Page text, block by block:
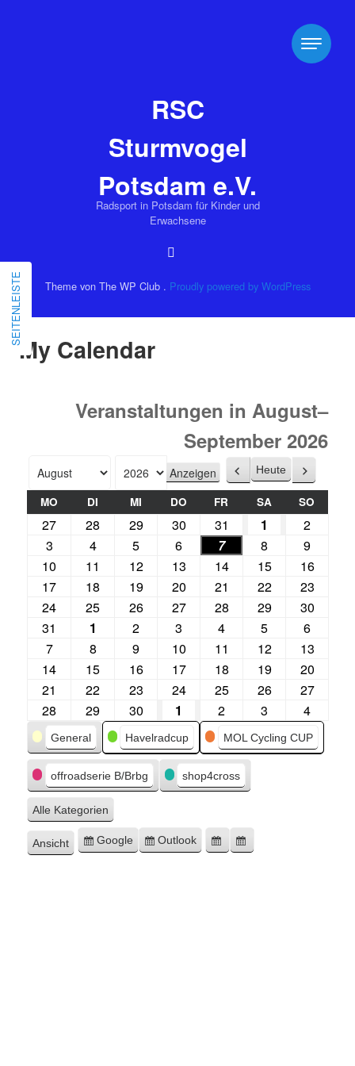
My Calendar
Veranstaltungen in August–
September 2026
Monat
Jahr Zurück
Heute Weiter
MO DI MI DO FR SA SO
27 28 29 30 31 1
2
3
4 5 6 7 8
9
10
11 12 13 14 15
16
17
18 19 20 21 22
23
24
25 26 27 28 29
30
31
1 2 3 4 5
6
7
8 9 10 11 12
13
14
15 16 17 18 19
20
21
22 23 24 25 26
27
28
29 30 1 2 3 4
Kategorien
General Havelradcup MOL Cycling CUP
offroadserie B/Brbg shop4cross
Alle Kategorien
Ansicht ausdrucken
Eintragen
Google
Eintragen
Outlook
Google-
SEITENLEISTE
RSC
Sturmvogel
Potsdam e.V.
Radsport in Potsdam für Kinder und
Erwachsene
Theme von The WP Club . Proudly powered by WordPress